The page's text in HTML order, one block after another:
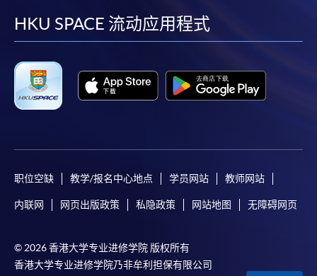
facebook
youtube
linkedin
HKU SPACE 流动应用程式
职位空缺 教学/报名中心地点 学员网站 教师网站
内联网 网页出版政策 私隐政策 网站地图 无障碍网页
© 2026 香港大学专业进修学院 版权所有
香港大学专业进修学院乃非牟利担保有限公司